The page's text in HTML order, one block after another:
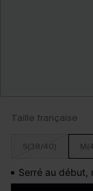
Taille française
S(38/40)
Serré au début,